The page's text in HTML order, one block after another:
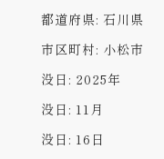
都道府県: 石川県
市区町村: 小松市
没日: 2025年
没日: 11月
没日: 16日